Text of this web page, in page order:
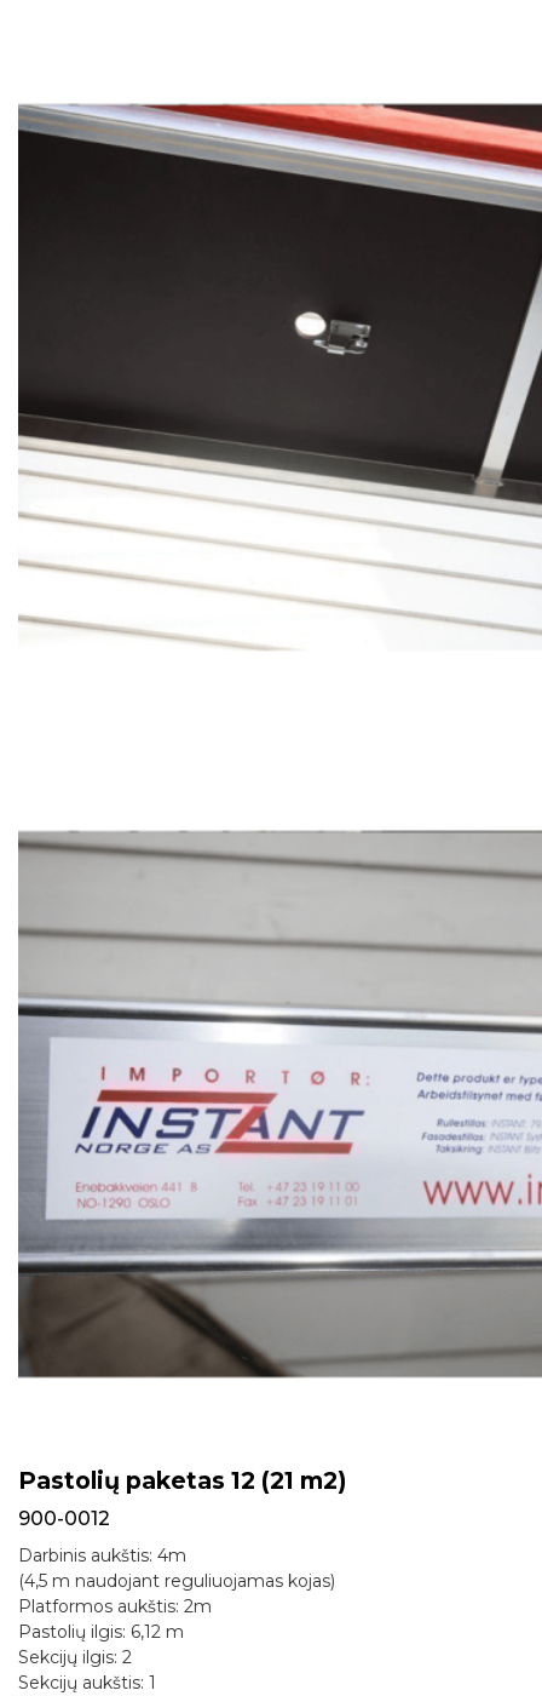
Pastolių paketas 12 (21 m2)
900-0012
Darbinis aukštis: 4m
(4,5 m naudojant reguliuojamas kojas)
Platformos aukštis: 2m
Pastolių ilgis: 6,12 m
Sekcijų ilgis: 2
Sekcijų aukštis: 1